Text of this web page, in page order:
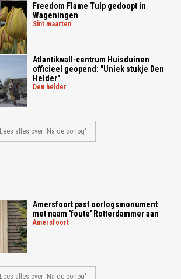
Freedom Flame Tulp gedoopt in
Wageningen
sint maarten
Atlantikwall-centrum Huisduinen
officieel geopend: "Uniek stukje Den
Helder"
den helder
Lees alles over 'Na de oorlog'
Amersfoort past oorlogsmonument
met naam 'foute' Rotterdammer aan
amersfoort
Lees alles over 'Na de oorlog'